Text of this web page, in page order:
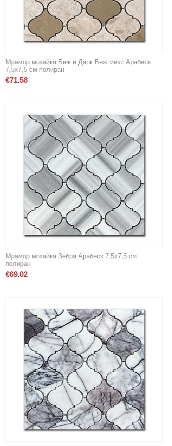
Мрамор мозайка Беж и Дарк Беж микс Арабеск
7,5х7,5 см полиран
€71.58
Мрамор мозайка Зебра Арабеск 7,5х7,5 см
полиран
€69.02